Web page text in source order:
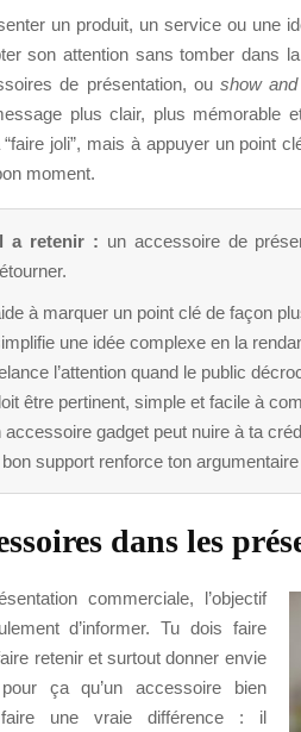
un produit, un service ou une
son attention sans tomber dans
de présentation, ou show
plus clair, plus mémorable
joli”, mais à appuyer un point
moment.
a retenir : un accessoire de
à marquer un point clé de façon
une idée complexe en la
l’attention quand le public
être pertinent, simple et facile à
accessoire gadget peut nuire à ta
bon support renforce ton
dans les
commerciale, l’objectif
d’informer. Tu dois faire
retenir et surtout donner envie
pour ça qu’un accessoire bien
une vraie différence : il